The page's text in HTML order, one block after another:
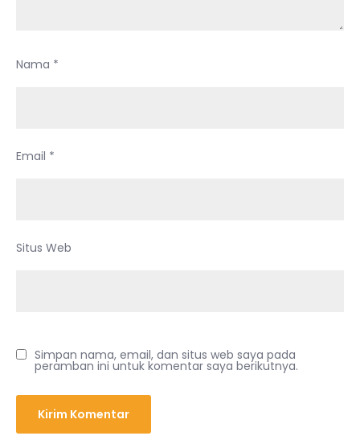
Nama *
Email *
Situs Web
Simpan nama, email, dan situs web saya pada
peramban ini untuk komentar saya berikutnya.